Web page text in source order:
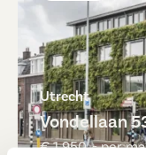
Utrecht
Vondellaan
€ 1.950 ,- per